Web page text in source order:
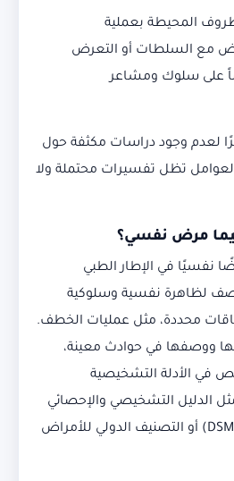
المحيطة بعملية
مع السلطات أو التعرض
على سلوك ومشاعر
لعدم وجود دراسات مكثفة حول
العوامل تظل تفسيرات محتملة ولا
مرض نفسي؟
نفسيًا في الإطار الطبي
وصف لظاهرة نفسية وسلوكية
محددة، مثل عمليات الخطف.
ووصفها في حوادث معينة،
في الأدلة التشخيصية
الدليل التشخيصي والإحصائي
للاضطرابات النفسية (DSM) أو التصنيف الدولي للأمراض